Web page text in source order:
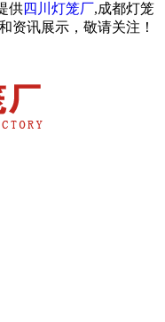
供四川灯笼厂,成都灯笼
资讯展示，敬请关注！